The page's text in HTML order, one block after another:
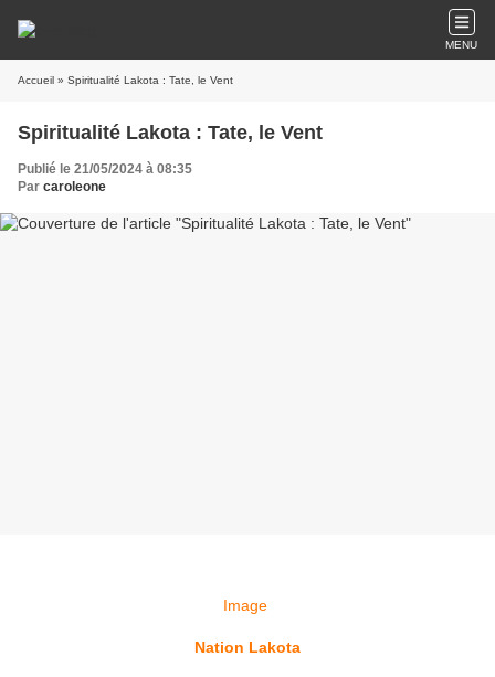
MENU
Accueil » Spiritualité Lakota : Tate, le Vent
Spiritualité Lakota : Tate, le Vent
Publié le 21/05/2024 à 08:35
Par caroleone
Image
Nation Lakota